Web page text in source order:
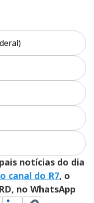
notícias do dia
canal do R7, o
no WhatsApp